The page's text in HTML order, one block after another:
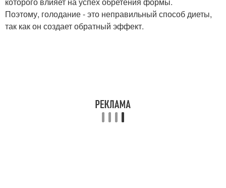
Поэтому, голодание - это неправильный способ диеты,
так как он создает обратный эффект.